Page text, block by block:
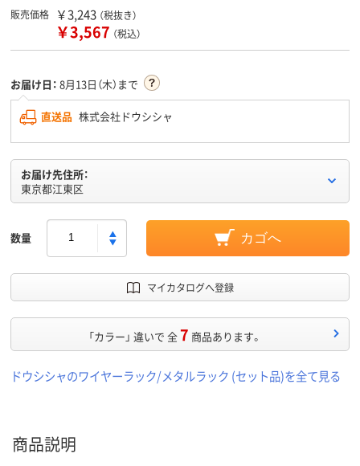
販売価格 ￥3,243 （税抜き）
￥3,567 （税込）
お届け日： 8月13日（木）まで
直送品 株式会社ドウシシャ
お届け先住所：
東京都江東区
数量 カゴへ
マイカタログへ登録
「カラー」 違いで 全7 商品あります。
ドウシシャのワイヤーラック/メタルラック (セット品)を全て見る
商品説明